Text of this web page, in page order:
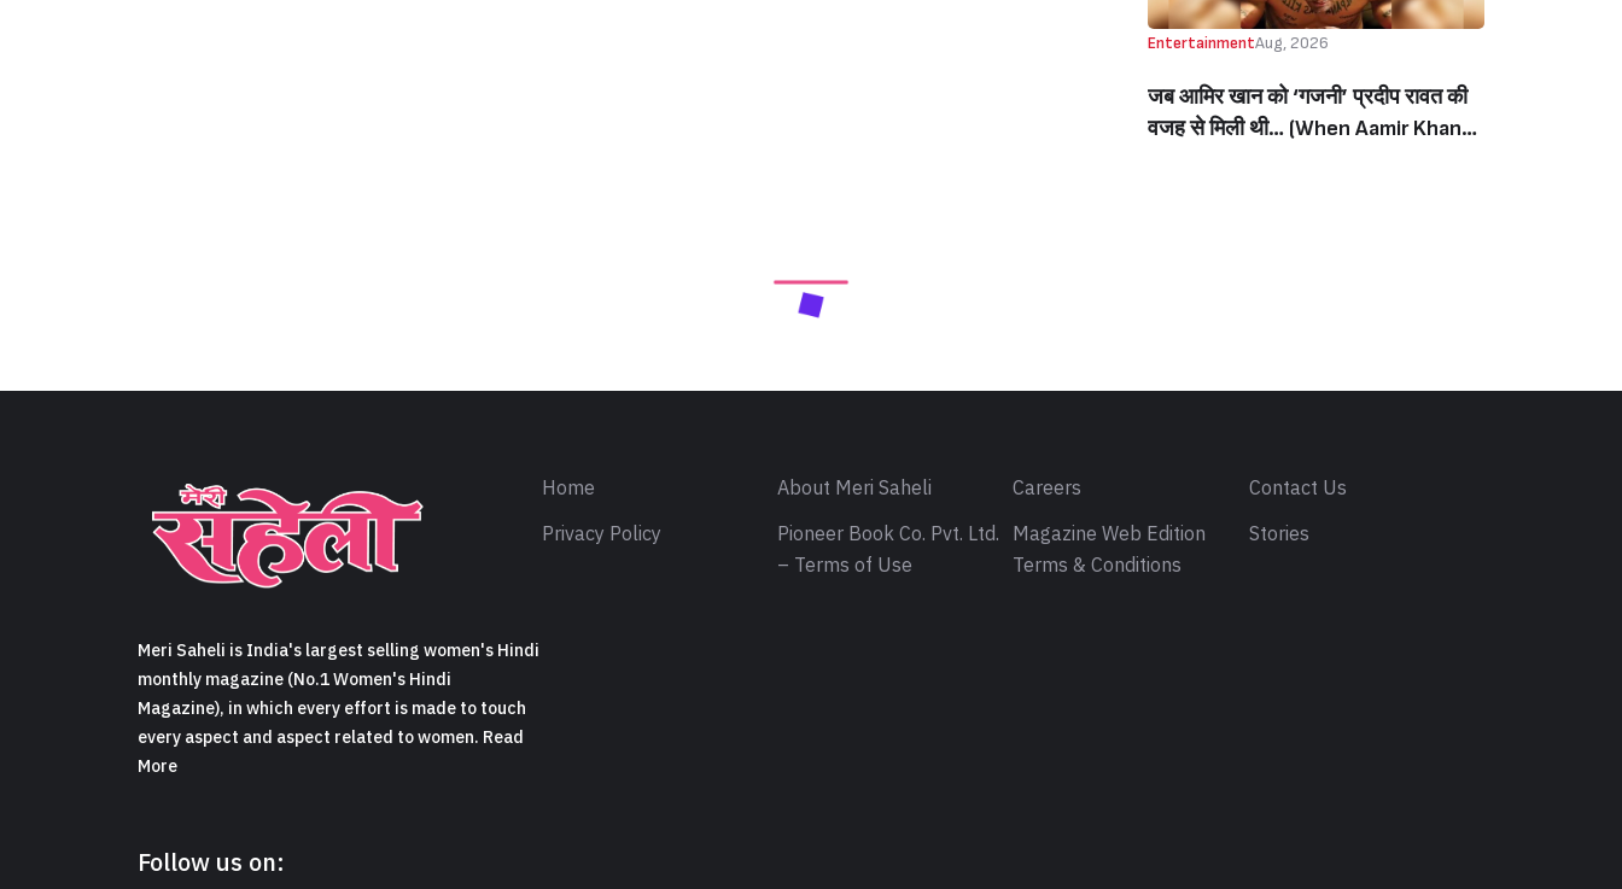
EntertainmentAug, 2026
जब आमिर खान को ‘गजनी’ प्रदीप रावत की
वजह से मिली थी… (When Aamir Khan
Meri Saheli is India's largest selling women's Hindi
monthly magazine (No.1 Women's Hindi
Magazine), in which every effort is made to touch
every aspect and aspect related to women. Read
More
Follow us on:
Home About Meri Saheli Careers
Contact Us
Privacy Policy
Pioneer Book Co. Pvt. Ltd.
– Terms of Use
Magazine Web Edition
Terms & Conditions
Stories